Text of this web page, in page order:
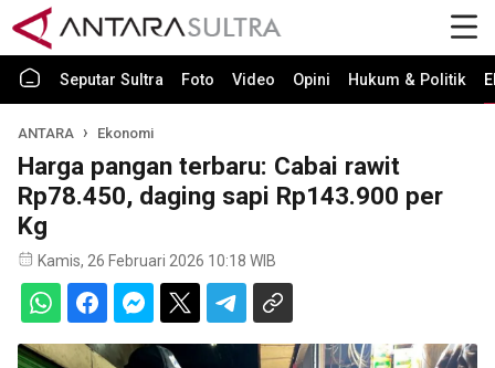
Seputar Sultra Foto Video Opini Hukum & Politik
ANTARA Ekonomi
Harga pangan terbaru: Cabai rawit
Rp78.450, daging sapi Rp143.900 per
Kg
Kamis, 26 Februari 2026 10:18 WIB